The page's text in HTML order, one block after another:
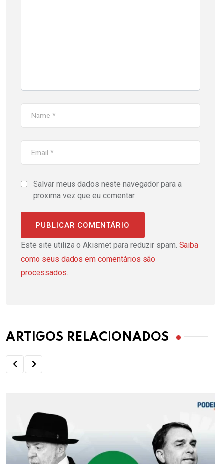
Salvar meus dados neste navegador para a
próxima vez que eu comentar.
Este site utiliza o Akismet para reduzir spam. Saiba
como seus dados em comentários são
processados
ARTIGOS RELACIONADOS